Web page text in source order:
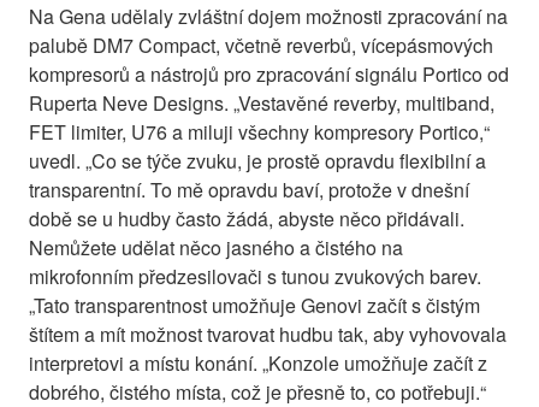
Na Gena udělaly zvláštní dojem možnosti zpracování na
palubě DM7 Compact, včetně reverbů, vícepásmových
kompresorů a nástrojů pro zpracování signálu Portico od
Ruperta Neve Designs. „Vestavěné reverby, multiband,
FET limiter, U76 a miluji všechny kompresory Portico,“
uvedl. „Co se týče zvuku, je prostě opravdu flexibilní a
transparentní. To mě opravdu baví, protože v dnešní
době se u hudby často žádá, abyste něco přidávali.
Nemůžete udělat něco jasného a čistého na
mikrofonním předzesilovači s tunou zvukových barev.
„Tato transparentnost umožňuje Genovi začít s čistým
štítem a mít možnost tvarovat hudbu tak, aby vyhovovala
interpretovi a místu konání. „Konzole umožňuje začít z
dobrého, čistého místa, což je přesně to, co potřebuji.“